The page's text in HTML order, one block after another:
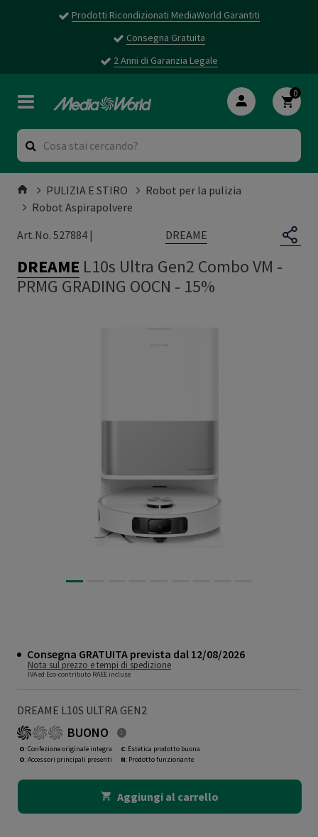
Prodotti Ricondizionati MediaWorld Garantiti
Consegna Gratuita
2 Anni di Garanzia Legale
0
PULIZIA E STIRO
Robot per la pulizia
Robot Aspirapolvere
Art.No. 527884 |
DREAME
DREAME L10s Ultra Gen2 Combo VM -
PRMG GRADING OOCN - 15%
Consegna GRATUITA prevista dal 12/08/2026
Nota sul prezzo e tempi di spedizione
IVA ed Eco-contributo RAEE incluse
DREAME L10S ULTRA GEN2
BUONO
O: Confezione originale integra
O: Accessori principali presenti
C: Estetica prodotto buona
N: Prodotto funzionante
Aggiungi al carrello